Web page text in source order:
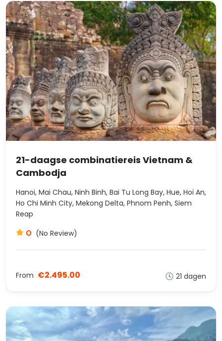
21-daagse combinatiereis Vietnam &
Cambodja
Hanoi, Mai Chau, Ninh Binh, Bai Tu Long Bay, Hue, Hoi An,
Ho Chi Minh City, Mekong Delta, Phnom Penh, Siem
Reap
0 (No Review)
From €2.495.00 21 dagen